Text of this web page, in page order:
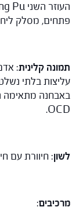
פתחים, מסלק
תמונה קלינית:
עליצות בלתי
באבחנה מתאימה
OCD.
לשון: חיוורת עם
מרכיבים: